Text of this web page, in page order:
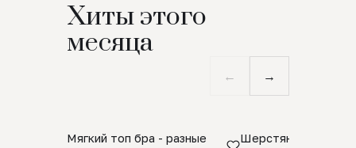
Хиты этого
месяца
← →
Мягкий топ бра - разные
Шерстяной свитер